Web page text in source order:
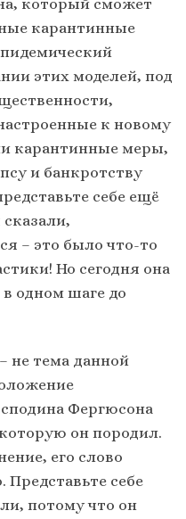
который сможет
карантинные
этих моделей, под
к новому
карантинные меры,
и банкротству
себе ещё
– это было что-то
Но сегодня она
в одном шаге до
не тема данной
Фергюсона
он породил.
его слово
Представьте себе
потому что он